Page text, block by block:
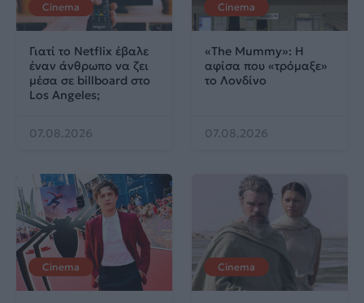
Cinema
Γιατί το Netflix έβαλε
έναν άνθρωπο να ζει
μέσα σε billboard στο
Los Angeles;
07.08.2026
Cinema
«The Mummy»: Η
αφίσα που «τρόμαξε»
το Λονδίνο
07.08.2026
Cinema Cinema